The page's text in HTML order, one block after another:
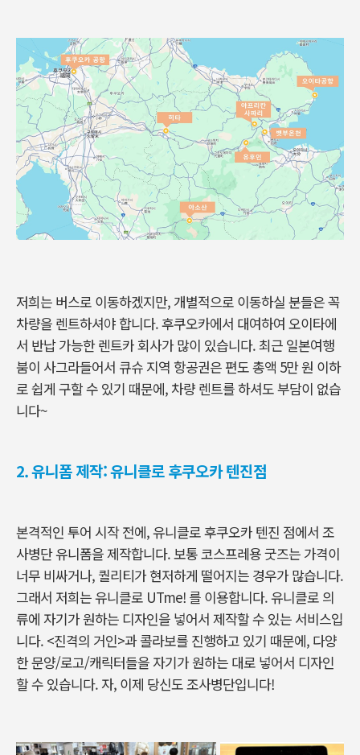
저희는 버스로 이동하겠지만, 개별적으로 이동하실 분들은 꼭
차량을 렌트하셔야 합니다. 후쿠오카에서 대여하여 오이타에
서 반납 가능한 렌트카 회사가 많이 있습니다. 최근 일본여행
붐이 사그라들어서 큐슈 지역 항공권은 편도 총액 5만 원 이하
로 쉽게 구할 수 있기 때문에, 차량 렌트를 하셔도 부담이 없습
니다~
2. 유니폼 제작: 유니클로 후쿠오카 텐진점
본격적인 투어 시작 전에, 유니클로 후쿠오카 텐진 점에서 조
사병단 유니폼을 제작합니다. 보통 코스프레용 굿즈는 가격이
너무 비싸거나, 퀄리티가 현저하게 떨어지는 경우가 많습니다.
그래서 저희는 유니클로 UTme! 를 이용합니다. 유니클로 의
류에 자기가 원하는 디자인을 넣어서 제작할 수 있는 서비스입
니다. <진격의 거인>과 콜라보를 진행하고 있기 때문에, 다양
한 문양/로고/캐릭터들을 자기가 원하는 대로 넣어서 디자인
할 수 있습니다. 자, 이제 당신도 조사병단입니다!